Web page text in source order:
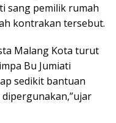
sang pemilik rumah
kontrakan tersebut.
Malang Kota turut
Bu Jumiati
sedikit bantuan